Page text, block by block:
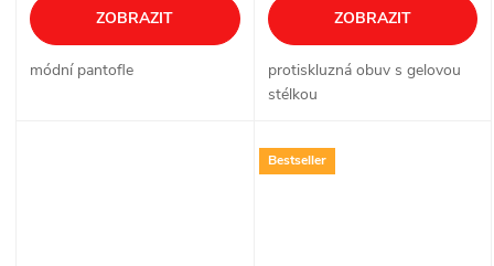
ZOBRAZIT
módní pantofle
ZOBRAZIT
protiskluzná obuv s gelovou
stélkou
Bestseller